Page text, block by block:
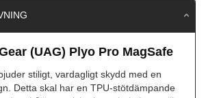
(UAG) Plyo Pro MagSafe
stiligt, vardagligt skydd med en
Detta skal har en TPU-stötdämpande